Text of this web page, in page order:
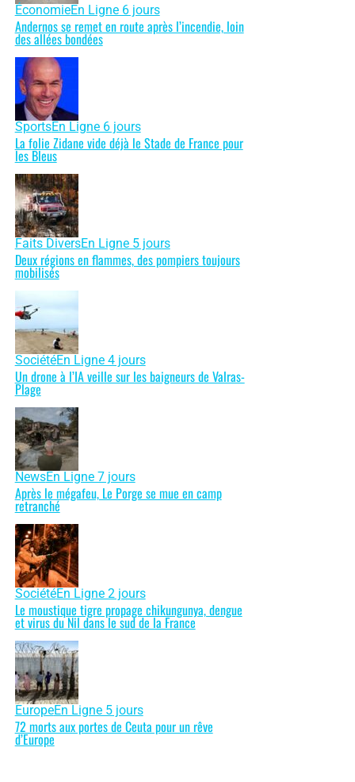
ÉconomieEn Ligne 6 jours
Andernos se remet en route après l’incendie, loin
des allées bondées
SportsEn Ligne 6 jours
La folie Zidane vide déjà le Stade de France pour
les Bleus
Faits DiversEn Ligne 5 jours
Deux régions en flammes, des pompiers toujours
mobilisés
SociétéEn Ligne 4 jours
Un drone à l’IA veille sur les baigneurs de Valras-
Plage
NewsEn Ligne 7 jours
Après le mégafeu, Le Porge se mue en camp
retranché
SociétéEn Ligne 2 jours
Le moustique tigre propage chikungunya, dengue
et virus du Nil dans le sud de la France
EuropeEn Ligne 5 jours
72 morts aux portes de Ceuta pour un rêve
d’Europe